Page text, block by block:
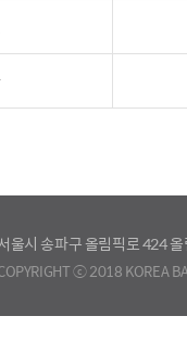
울시 송파구 올림픽로 424
ⓒ 2018 KOREA